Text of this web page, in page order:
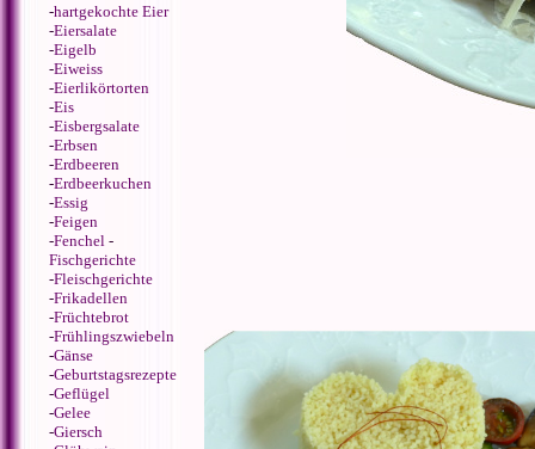
-hartgekochte Eier
-Eiersalate
-Eigelb
-Eiweiss
-Eierlikörtorten
-Eis
-Eisbergsalate
-Erbsen
-Erdbeeren
-Erdbeerkuchen
-Essig
-Feigen
-Fenchel -
Fischgerichte
-Fleischgerichte
-Frikadellen
-Früchtebrot
-Frühlingszwiebeln
-Gänse
-Geburtstagsrezepte
-Geflügel
-Gelee
-Giersch